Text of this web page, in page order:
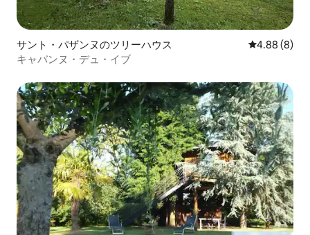
サント・パザンヌのツリーハウス レビュー8件
4.88 (8)
キャバンヌ・デュ・イブ